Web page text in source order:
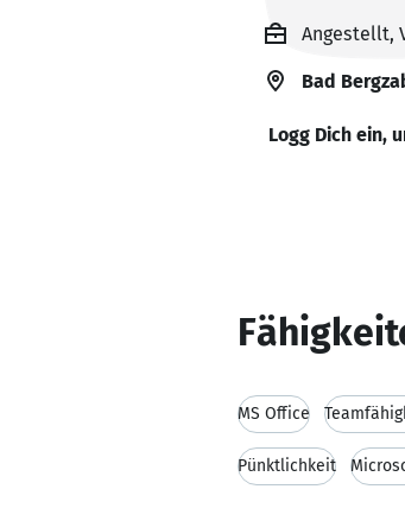
Angestellt,
Bad
Logg Dich ein,
MS Office
Pünktlichkeit